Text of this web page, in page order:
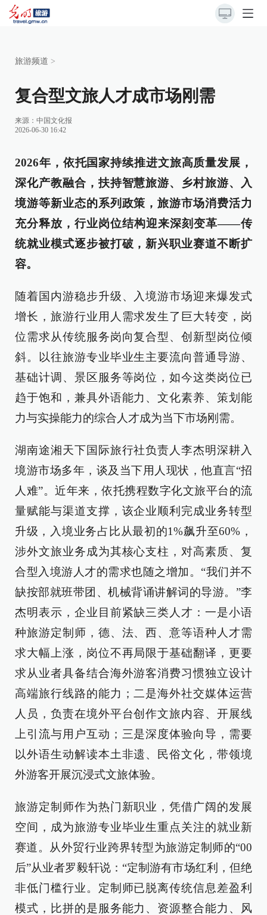
旅游频道 >
复合型文旅人才成市场刚需
来源： 中国文化报
2026-06-30 16:42
2026年，依托国家持续推进文旅高质量发展，
深化产教融合，扶持智慧旅游、乡村旅游、入
境游等新业态的系列政策，旅游市场消费活力
充分释放，行业岗位结构迎来深刻变革——传
统就业模式逐步被打破，新兴职业赛道不断扩
容。
随着国内游稳步升级、入境游市场迎来爆发式
增长，旅游行业用人需求发生了巨大转变，岗
位需求从传统服务岗向复合型、创新型岗位倾
斜。以往旅游专业毕业生主要流向普通导游、
基础计调、景区服务等岗位，如今这类岗位已
趋于饱和，兼具外语能力、文化素养、策划能
力与实操能力的综合人才成为当下市场刚需。
湖南途湘天下国际旅行社负责人李杰明深耕入
境游市场多年，谈及当下用人现状，他直言“招
人难”。近年来，依托携程数字化文旅平台的流
量赋能与渠道支撑，该企业顺利完成业务转型
升级，入境业务占比从最初的1%飙升至60%，
涉外文旅业务成为其核心支柱，对高素质、复
合型入境游人才的需求也随之增加。“我们并不
缺按部就班带团、机械背诵讲解词的导游。”李
杰明表示，企业目前紧缺三类人才：一是小语
种旅游定制师，德、法、西、意等语种人才需
求大幅上涨，岗位不再局限于基础翻译，更要
求从业者具备结合海外游客消费习惯独立设计
高端旅行线路的能力；二是海外社交媒体运营
人员，负责在境外平台创作文旅内容、开展线
上引流与用户互动；三是深度体验向导，需要
以外语生动解读本土非遗、民俗文化，带领境
外游客开展沉浸式文旅体验。
旅游定制师作为热门新职业，凭借广阔的发展
空间，成为旅游专业毕业生重点关注的就业新
赛道。从外贸行业跨界转型为旅游定制师的“00
后”从业者罗毅轩说：“定制游有市场红利，但绝
非低门槛行业。定制师已脱离传统信息差盈利
模式，比拼的是服务能力、资源整合能力、风